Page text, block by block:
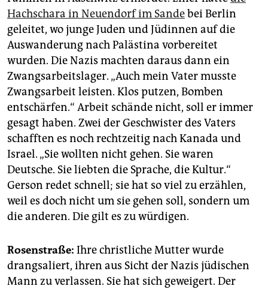
Hachschara in Neuendorf im Sandebei Berlin
geleitet, wo junge Juden und Jüdinnen auf die
Auswanderung nach Palästina vorbereitet
wurden. Die Nazis machten daraus dann ein
Zwangsarbeitslager. „Auch mein Vater musste
Zwangsarbeit leisten. Klos putzen, Bomben
entschärfen.“ Arbeit schände nicht, soll er immer
gesagt haben. Zwei der Geschwister des Vaters
schafften es noch rechtzeitig nach Kanada und
Israel. „Sie wollten nicht gehen. Sie waren
Deutsche. Sie liebten die Sprache, die Kultur.“
Gerson redet schnell; sie hat so viel zu erzählen,
weil es doch nicht um sie gehen soll, sondern um
die anderen. Die gilt es zu würdigen.
Rosenstraße: Ihre christliche Mutter wurde
drangsaliert, ihren aus Sicht der Nazis jüdischen
Mann zu verlassen. Sie hat sich geweigert. Der